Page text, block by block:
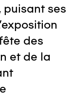
ses
des
et de la